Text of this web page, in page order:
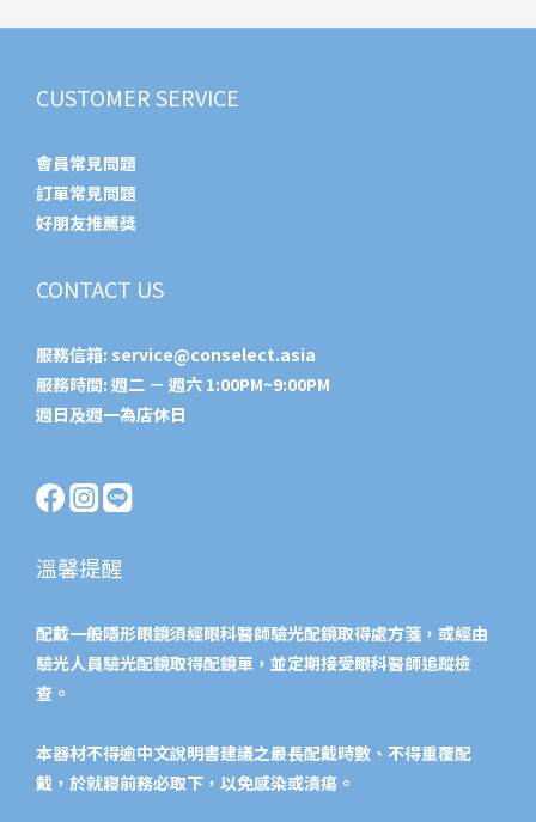
CUSTOMER SERVICE
會員常見問題
訂單常見問題
好朋友推薦獎
CONTACT US
服務信箱: service@conselect.asia
服務時間: 週二 － 週六 1:00PM~9:00PM
週日及週一為店休日
溫馨提醒
配戴一般隱形眼鏡須經眼科醫師驗光配鏡取得處方箋，或經由
驗光人員驗光配鏡取得配鏡單，並定期接受眼科醫師追蹤檢
查。
本器材不得逾中文說明書建議之最長配戴時數、不得重覆配
戴，於就寢前務必取下，以免感染或潰瘍。